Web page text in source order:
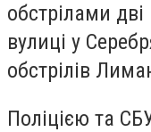
обстрілами дві
вулиці у
обстрілів
Поліцією та